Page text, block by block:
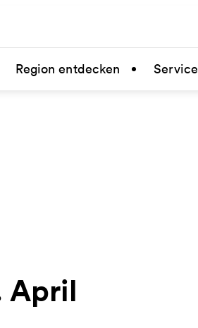
Region entdecken Service
April